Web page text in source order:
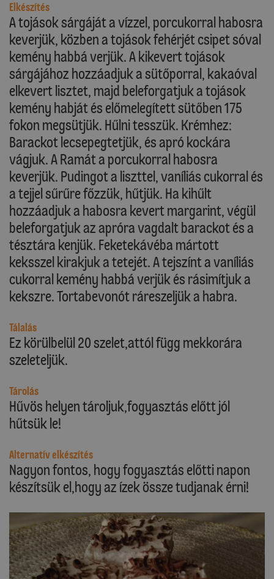
Elkészítés
A tojások sárgáját a vízzel, porcukorral habosra
keverjük, közben a tojások fehérjét csipet sóval
kemény habbá verjük. A kikevert tojások
sárgájához hozzáadjuk a sütőporral, kakaóval
elkevert lisztet, majd beleforgatjuk a tojások
kemény habját és előmelegített sütőben 175
fokon megsütjük. Hűlni tesszük. Krémhez:
Barackot lecsepegtetjük, és apró kockára
vágjuk. A Ramát a porcukorral habosra
keverjük. Pudingot a liszttel, vaníliás cukorral és
a tejjel sűrűre főzzük, hűtjük. Ha kihűlt
hozzáadjuk a habosra kevert margarint, végül
beleforgatjuk az apróra vagdalt barackot és a
tésztára kenjük. Feketekávéba mártott
keksszel kirakjuk a tetejét. A tejszínt a vaníliás
cukorral kemény habbá verjük és rásimítjuk a
kekszre. Tortabevonót ráreszeljük a habra.
Tálalás
Ez körülbelül 20 szelet,attól függ mekkorára
szeleteljük.
Tárolás
Hűvös helyen tároljuk,fogyasztás előtt jól
hűtsük le!
Alternatív elkészítés
Nagyon fontos, hogy fogyasztás előtti napon
készítsük el,hogy az ízek össze tudjanak érni!